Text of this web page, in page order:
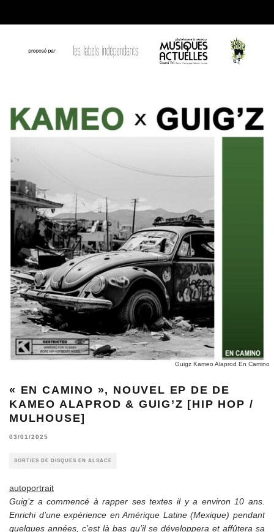
Guigz Kameo Alaprod En Camino
« EN CAMINO », NOUVEL EP DE DE
KAMEO ALAPROD & GUIG’Z [HIP HOP /
MULHOUSE]
03/01/2025
SORTIES DE DISQUES EN ALSACE
autoportrait
Guig’z a commencé à rapper ses textes il y a environ 10 ans.
Enrichi d’une expérience en Amérique Latine (Mexique) pendant
quelques années, c’est là bas qu’il se développera et affûtera sa